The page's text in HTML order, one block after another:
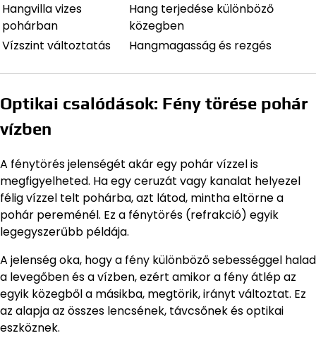
Hangvilla vizes
pohárban
Hang terjedése különböző
közegben
Vízszint változtatás
Hangmagasság és rezgés
Optikai csalódások: Fény törése pohár
vízben
A fénytörés jelenségét akár egy pohár vízzel is
megfigyelheted. Ha egy ceruzát vagy kanalat helyezel
félig vízzel telt pohárba, azt látod, mintha eltörne a
pohár pereménél. Ez a fénytörés (refrakció) egyik
legegyszerűbb példája.
A jelenség oka, hogy a fény különböző sebességgel halad
a levegőben és a vízben, ezért amikor a fény átlép az
egyik közegből a másikba, megtörik, irányt változtat. Ez
az alapja az összes lencsének, távcsőnek és optikai
eszköznek.